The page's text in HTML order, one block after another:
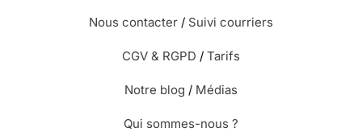
Nous contacter / Suivi courriers
CGV & RGPD / Tarifs
Notre blog / Médias
Qui sommes-nous ?